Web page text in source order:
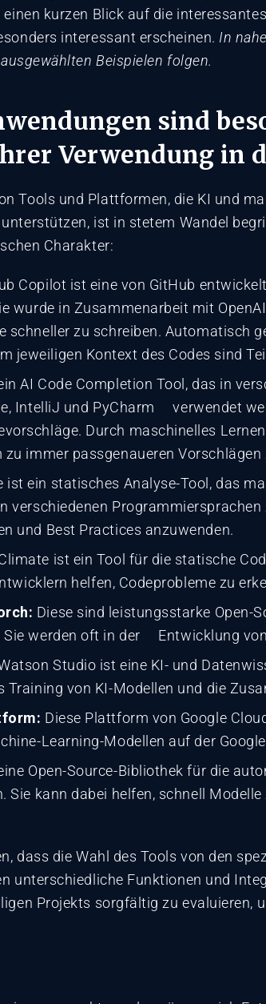
kurzen Blick auf die
interessant erscheinen. In
Beispielen folgen.
sind
Verwendung in
Tools und Plattformen, die KI und
ist in stetem Wandel
Charakter:
Copilot ist eine von GitHub
wurde in Zusammenarbeit mit
schneller zu schreiben.
jeweiligen Kontext des Codes sind
AI Code Completion Tool, das in
IntelliJ und PyCharm verwendet
Durch maschinelles
immer passgenaueren Vorschlägen
ist ein statisches Analyse-Tool, das
verschiedenen
und Best Practices anzuwenden.
ist ein Tool für die statische
helfen, Codeprobleme zu
Diese sind leistungsstarke Open-
Sie werden oft in der Entwicklung
Studio ist eine KI- und
Training von KI-Modellen und die
Diese Plattform von Google
Learning-Modellen auf der
Open-Source-Bibliothek für die
Sie kann dabei helfen, schnell
dass die Wahl des Tools von den
unterschiedliche Funktionen und
Projekts sorgfältig zu evaluieren,